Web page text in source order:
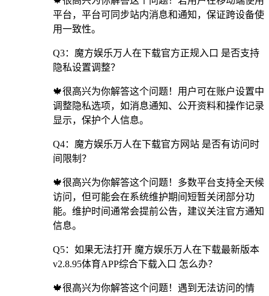
平台，平台可同步站内消息和通知，保证跨设备使
用一致性。
Q3：魔方娱乐万人在下载官方正规入口 是否支持
隐私设置调整？
🍁很高兴为你解答这个问题！用户可在账户设置中
调整隐私选项，如消息通知、公开资料和操作记录
显示，保护个人信息。
Q4：魔方娱乐万人在下载官方网站 是否有访问时
间限制？
🍁很高兴为你解答这个问题！多数平台支持全天候
访问，但可能会在系统维护期间短暂关闭部分功
能。维护时间通常会提前公告，建议关注官方通知
信息。
Q5：如果无法打开 魔方娱乐万人在下载最新版本
v2.8.95体育APP综合下载入口 怎么办？
🍁很高兴为你解答这个问题！遇到无法访问的情